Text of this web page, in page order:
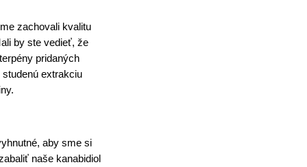
zachovali kvalitu
by ste vedieť, že
pridaných
extrakciu
aby sme si
naše kanabidiol